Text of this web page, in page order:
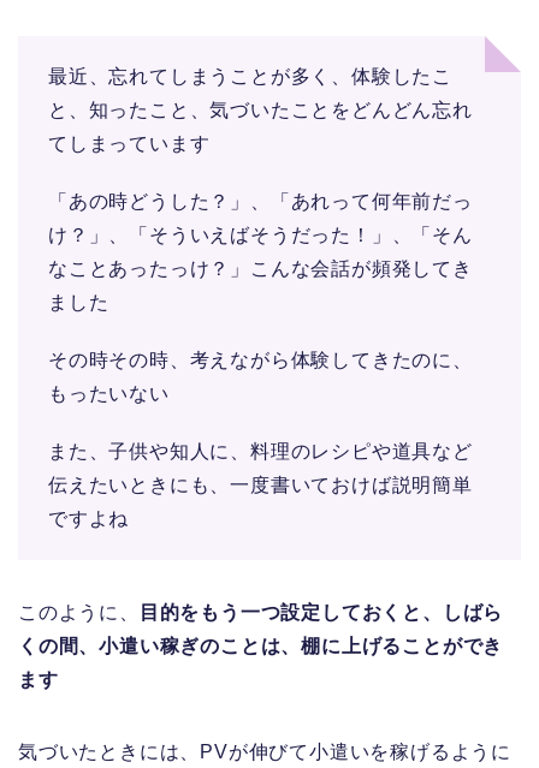
最近、忘れてしまうことが多く、体験したこ
と、知ったこと、気づいたことをどんどん忘れ
てしまっています
「あの時どうした？」、「あれって何年前だっ
け？」、「そういえばそうだった！」、「そん
なことあったっけ？」こんな会話が頻発してき
ました
その時その時、考えながら体験してきたのに、
もったいない
また、子供や知人に、料理のレシピや道具など
伝えたいときにも、一度書いておけば説明簡単
ですよね
このように、
目的をもう一つ設定しておくと、しばら
くの間、小遣い稼ぎのことは、棚に上げることができ
ます
気づいたときには、PVが伸びて小遣いを稼げるように